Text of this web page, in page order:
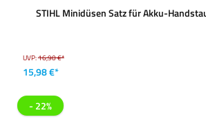
STIHL Minidüsen Satz für Akku-
UVP:16,90 €*
15,98 €*
- 22%